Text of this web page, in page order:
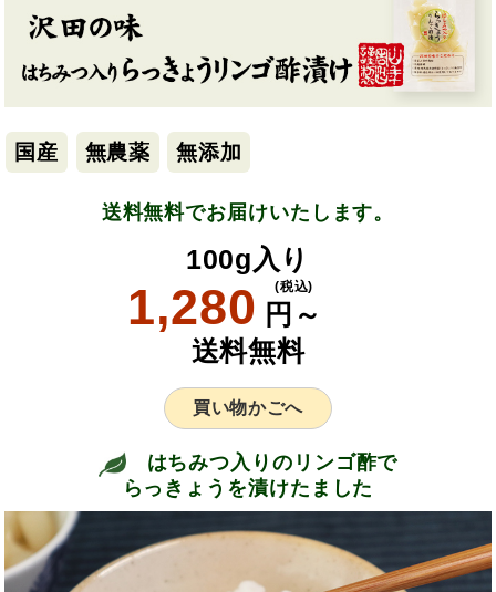
国産 無農薬 無添加
送料無料でお届けいたします。
100g入り
1,280 円～
(税込)
送料無料
買い物かごへ
はちみつ入りのリンゴ酢で
らっきょうを漬けたました